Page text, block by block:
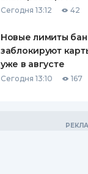
Сегодня 13:12 42
Новые лимиты
заблокируют
уже в августе
Сегодня 13:10 167